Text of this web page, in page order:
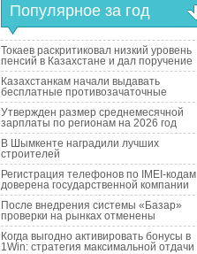
Популярное за год
Токаев раскритиковал низкий уровень
пенсий в Казахстане и дал поручение
Казахстанкам начали выдавать
бесплатные противозачаточные
Утвержден размер среднемесячной
зарплаты по регионам на 2026 год
В Шымкенте наградили лучших
строителей
Регистрация телефонов по IMEI-кодам
доверена государственной компании
После внедрения системы «Базар»
проверки на рынках отменены
Когда выгодно активировать бонусы в
1Win: стратегия максимальной отдачи